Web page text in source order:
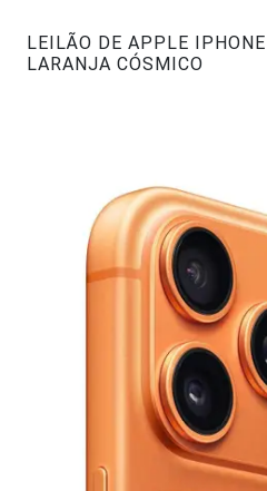
LEILÃO DE APPLE
LARANJA CÓSMICO